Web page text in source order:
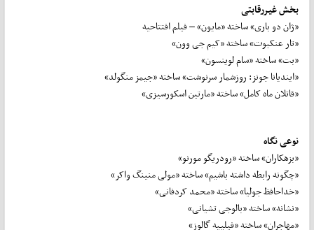
بخش غیررقابتی
«ژان دو باری» ساخته «مایون» – فیلم افتتاحیه
«تار عنکبوت» ساخته «کیم جی وون»
«بت» ساخته «سام لوینسون»
«ایندیانا جونز: روزشمار سرنوشت» ساخته «جیمز منگولد»
«قاتلان ماه کامل» ساخته «مارتین اسکورسیزی»
نوعی نگاه
«بزهکاران» ساخته «رودریگو مورنو»
«چگونه رابطه داشته باشیم» ساخته «مولی منینگ واکر»
«خداحافظ جولیا» ساخته «محمد کردفانی»
«نشانه» ساخته «بالوجی تشیانی»
«مهاجران» ساخته «فیلیپه گالوز»